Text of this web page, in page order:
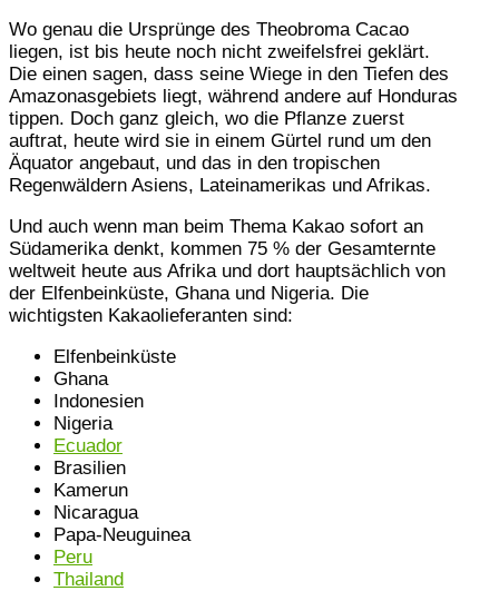
Wo genau die Ursprünge des Theobroma Cacao
liegen, ist bis heute noch nicht zweifelsfrei geklärt.
Die einen sagen, dass seine Wiege in den Tiefen des
Amazonasgebiets liegt, während andere auf Honduras
tippen. Doch ganz gleich, wo die Pflanze zuerst
auftrat, heute wird sie in einem Gürtel rund um den
Äquator angebaut, und das in den tropischen
Regenwäldern Asiens, Lateinamerikas und Afrikas.
Und auch wenn man beim Thema Kakao sofort an
Südamerika denkt, kommen 75 % der Gesamternte
weltweit heute aus Afrika und dort hauptsächlich von
der Elfenbeinküste, Ghana und Nigeria. Die
wichtigsten Kakaolieferanten sind:
Elfenbeinküste
Ghana
Indonesien
Nigeria
Ecuador
Brasilien
Kamerun
Nicaragua
Papa-Neuguinea
Peru
Thailand